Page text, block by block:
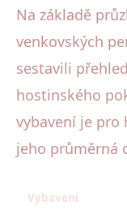
Na základě
venkovských
sestavili
hostinského
vybavení je pro
jeho průměrná
Vybavení